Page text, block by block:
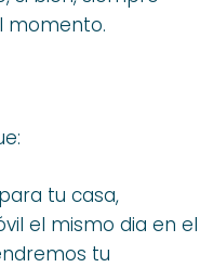
momento.
tu casa,
el mismo dia en el
tu